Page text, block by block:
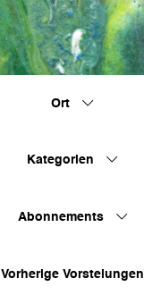
Ort
Kategorien
Abonnements
Vorherige Vorstelungen